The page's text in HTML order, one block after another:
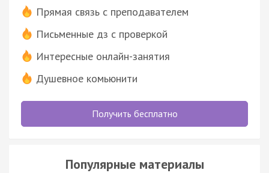
Прямая связь с преподавателем
Письменные дз с проверкой
Интересные онлайн-занятия
Душевное комьюнити
Получить бесплатно
Популярные материалы